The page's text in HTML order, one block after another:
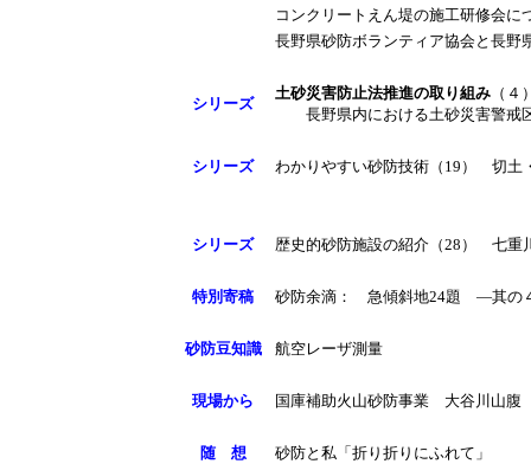
コンクリートえん堤の施工研修会に
長野県砂防ボランティア協会と長野
シリーズ
土砂災害防止法推進の取り組み （
長野県内における土砂災害警戒
シリーズ わかりやすい砂防技術（19） 切土
シリーズ 歴史的砂防施設の紹介（28） 七重
特別寄稿 砂防余滴： 急傾斜地24題 ―其の
砂防豆知識 航空レーザ測量
現場から 国庫補助火山砂防事業 大谷川山腹
随 想 砂防と私「折り折りにふれて」